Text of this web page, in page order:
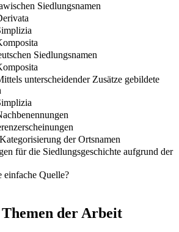
Siedlungsnamen
Siedlungsnamen
unterscheidender Zusätze gebildete
der Ortsnamen
für die Siedlungsgeschichte aufgrund der
einfache Quelle?
der Arbeit